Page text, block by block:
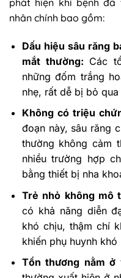
nhân chính bao gồm:
Dấu hiệu sâu răng
mắt thường: Các
những đốm trắng
nhẹ, rất dễ bị bỏ
Không có triệu
đoạn này, sâu răng
thường không cảm
nhiều trường hợp
bằng thiết bị nha
Trẻ nhỏ không mô
có khả năng diễn
khó chịu, thậm chí
khiến phụ huynh khó
Tổn thương nằm